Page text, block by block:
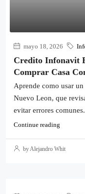
mayo 18, 2026
Credito Infonavit
Comprar Casa
Aprende como usar
Nuevo Leon, que
evitar errores comunes.
Continue reading
by Alejandro Whit